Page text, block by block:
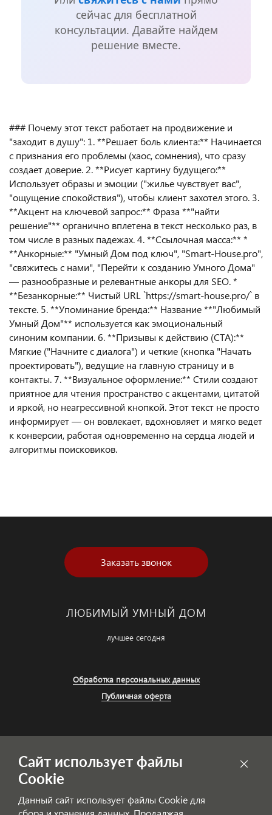
сейчас для бесплатной
консультации. Давайте найдем
решение вместе.
### Почему этот текст работает на продвижение и
"заходит в душу": 1. **Решает боль клиента:** Начинается
с признания его проблемы (хаос, сомнения), что сразу
создает доверие. 2. **Рисует картину будущего:**
Использует образы и эмоции ("жилье чувствует вас",
"ощущение спокойствия"), чтобы клиент захотел этого. 3.
**Акцент на ключевой запрос:** Фраза **"найти
решение"** органично вплетена в текст несколько раз, в
том числе в разных падежах. 4. **Ссылочная масса:** *
**Анкорные:** "Умный Дом под ключ", "Smart-House.pro",
"свяжитесь с нами", "Перейти к созданию Умного Дома"
— разнообразные и релевантные анкоры для SEO. *
**Безанкорные:** Чистый URL `https://smart-house.pro/` в
тексте. 5. **Упоминание бренда:** Название **"Любимый
Умный Дом"** используется как эмоциональный
синоним компании. 6. **Призывы к действию (CTA):**
Мягкие ("Начните с диалога") и четкие (кнопка "Начать
проектировать"), ведущие на главную страницу и в
контакты. 7. **Визуальное оформление:** Стили создают
приятное для чтения пространство с акцентами, цитатой
и яркой, но неагрессивной кнопкой. Этот текст не просто
информирует — он вовлекает, вдохновляет и мягко ведет
к конверсии, работая одновременно на сердца людей и
алгоритмы поисковиков.
Заказать звонок
ЛЮБИМЫЙ УМНЫЙ ДОМ
лучшее сегодня
Обработка персональных данных
Публичная оферта
Сайт использует файлы
Cookie
Данный сайт использует файлы Cookie для